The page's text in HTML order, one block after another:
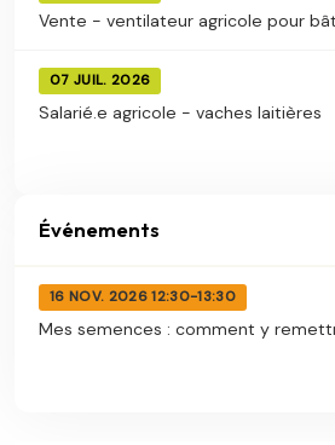
Vente - ventilateur agricole pour
07 JUIL. 2026
Salarié.e agricole - vaches laitières
Événements
16 NOV. 2026 12:30-13:30
Mes semences : comment y